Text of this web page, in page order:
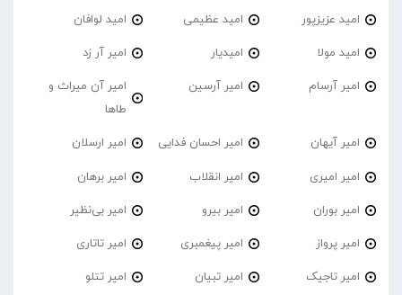
امید عزیزپور امید عظیمی امید لوافان
امید مولا امیدیار امیر آر زد
امیر آرسام امیر آرسین
امیر آن میراث و
طاها
امیر آیهان امیر احسان فدایی امیر ارسلان
امیر امیری امیر انقلاب امیر برهان
امیر‌ بوران امیر بیرو امیر بی‌نظیر
امیر پرواز امیر پیغمبری امیر تاتاری
امیر تاجیک امیر تبیان امیر تتلو